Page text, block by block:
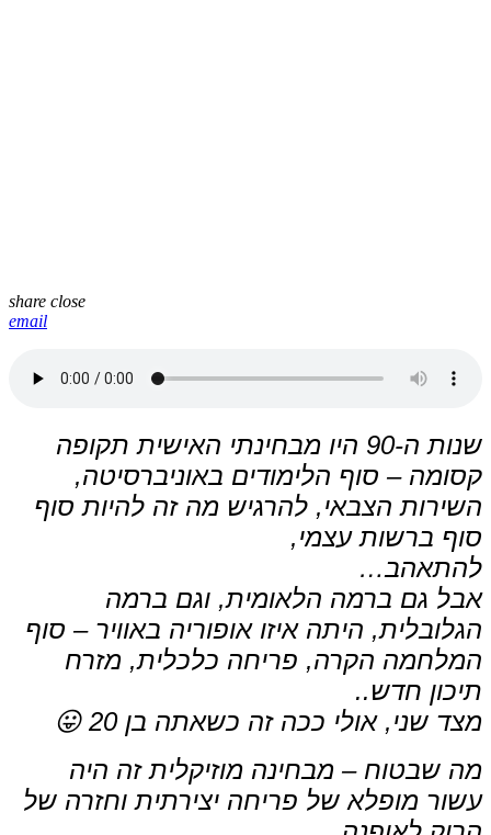
share close
email
שנות ה-90 היו מבחינתי האישית תקופה
קסומה – סוף הלימודים באוניברסיטה,
השירות הצבאי, להרגיש מה זה להיות סוף
סוף ברשות עצמי,
להתאהב…
אבל גם ברמה הלאומית, וגם ברמה
הגלובלית, היתה איזו אופוריה באוויר – סוף
המלחמה הקרה, פריחה כלכלית, מזרח
תיכון חדש..
מצד שני, אולי ככה זה כשאתה בן 20 😛
מה שבטוח – מבחינה מוזיקלית זה היה
עשור מופלא של פריחה יצירתית וחזרה של